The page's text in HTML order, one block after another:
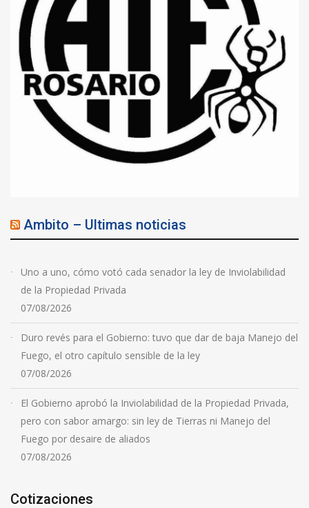
Ambito – Ultimas noticias
Uno a uno, cómo votó cada senador la ley de Inviolabilidad
de la Propiedad Privada
07/08/2026
Duro revés para el Gobierno: tuvo que dar de baja Manejo del
Fuego, el otro capítulo sensible de la ley
07/08/2026
El Gobierno aprobó la Inviolabilidad de la Propiedad Privada,
pero con sabor amargo: sin ley de Tierras ni Manejo del
Fuego por desaire de aliados
07/08/2026
Cotizaciones